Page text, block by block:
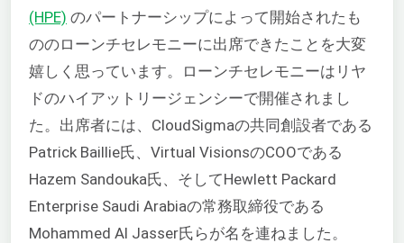
(HPE) のパートナーシップによって開始されたも
ののローンチセレモニーに出席できたことを大変
嬉しく思っています。ローンチセレモニーはリヤ
ドのハイアットリージェンシーで開催されまし
た。出席者には、CloudSigmaの共同創設者である
Patrick Baillie氏、Virtual VisionsのCOOである
Hazem Sandouka氏、そしてHewlett Packard
Enterprise Saudi Arabiaの常務取締役である
Mohammed Al Jasser氏らが名を連ねました。